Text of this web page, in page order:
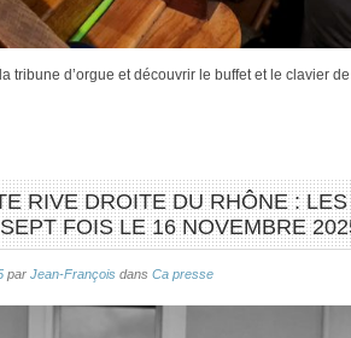
tribune d’orgue et découvrir le buffet et le clavier
RIVE DROITE DU RHÔNE :
FOIS LE 16 NOVEMBRE
par Jean-François dans Ca presse